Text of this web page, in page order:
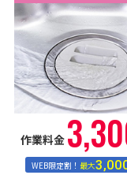
作業料金
WEB限定割！最大